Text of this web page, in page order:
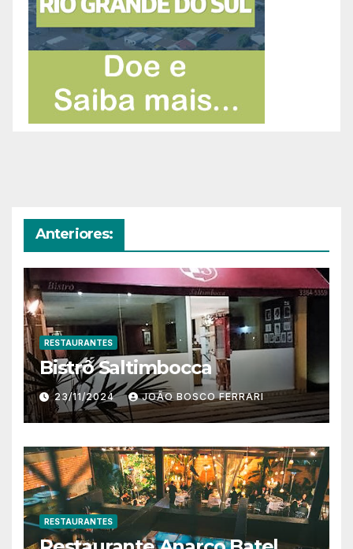
Anteriores:
RESTAURANTES
Bistrô Saltimbocca
23/11/2024 JOÃO BOSCO FERRARI
RESTAURANTES